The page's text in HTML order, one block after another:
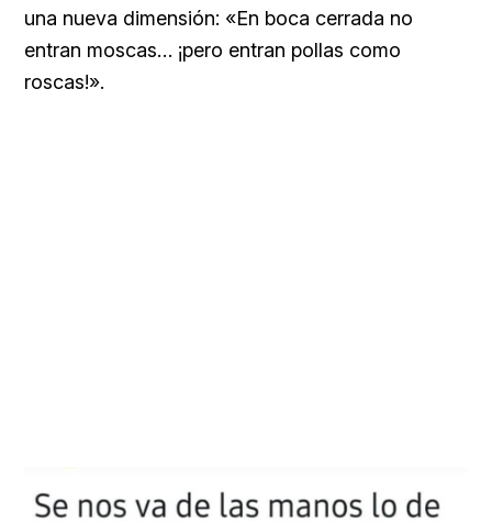
una nueva dimensión: «En boca cerrada no
entran moscas… ¡pero entran pollas como
roscas!».